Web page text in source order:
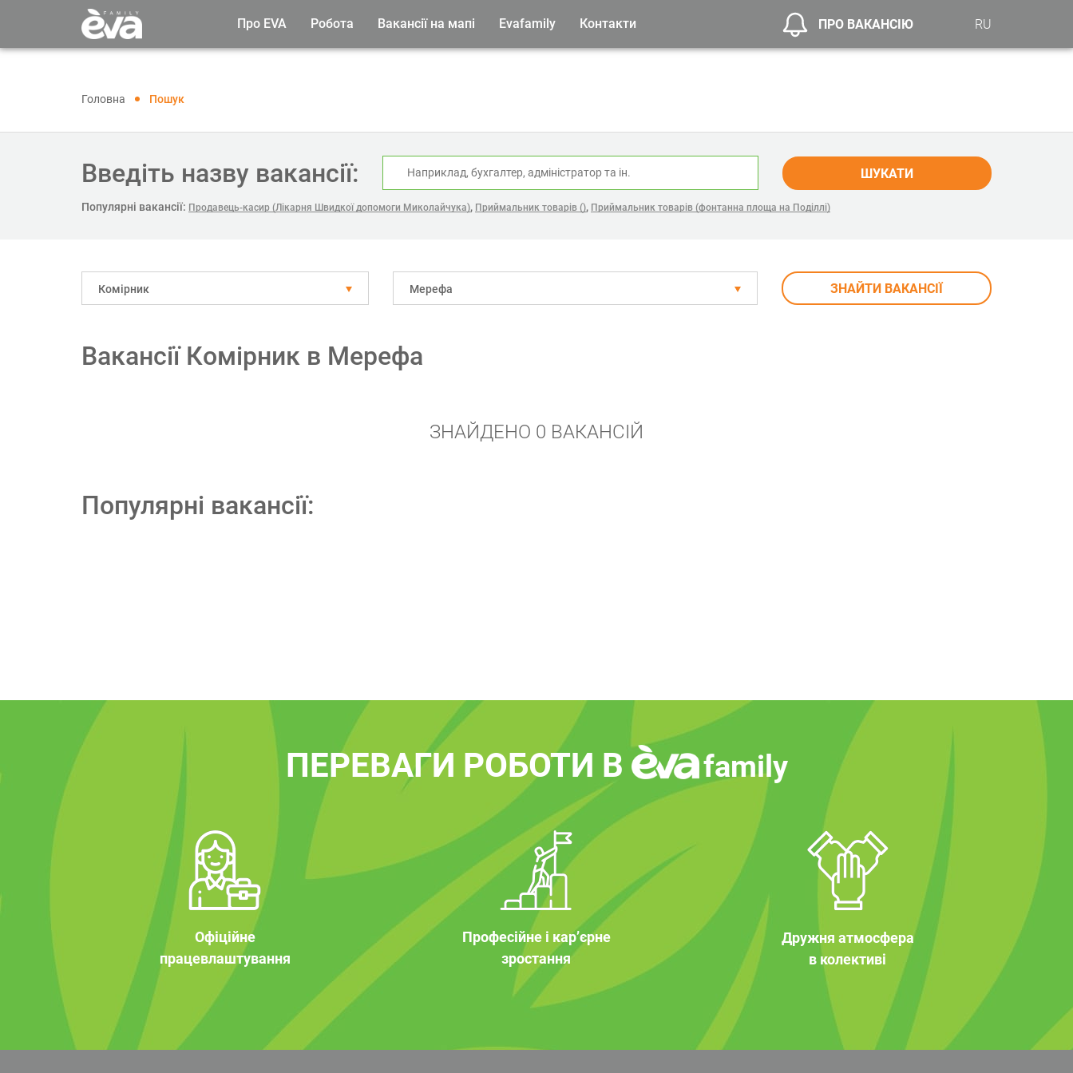
Про EVA Робота Вакансії на мапі Evafamily Контакти ПРО ВАКАНСІЮ RU
Головна Пошук
Введіть назву вакансії: ШУКАТИ
Популярні вакансії: Продавець-касир (Лікарня Швидкої допомоги Миколайчука), Приймальник товарів (), Приймальник товарів (фонтанна площа на Поділлі)
Комірник Мерефа ЗНАЙТИ ВАКАНСІЇ
Вакансії Комірник в Мерефа
ЗНАЙДЕНО 0 ВАКАНСІЙ
Популярні вакансії:
ПЕРЕВАГИ РОБОТИ В family
Офіційне
працевлаштування
Професійне і кар’єрне
зростання
Дружня атмосфера
в колективі